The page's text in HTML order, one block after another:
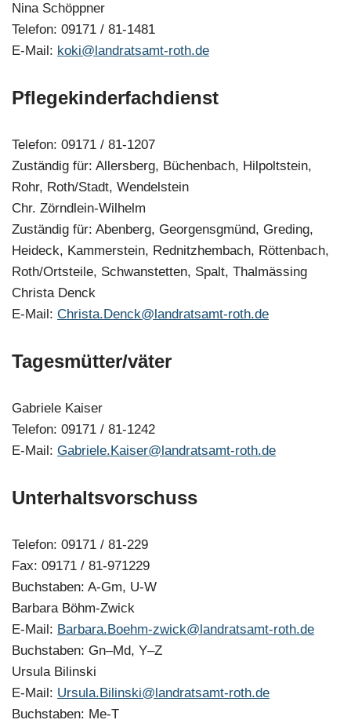
Nina Schöppner
Telefon: 09171 / 81-1481
E-Mail: koki@landratsamt-roth.de
Pflegekinderfachdienst
Telefon: 09171 / 81-1207
Zuständig für: Allersberg, Büchenbach, Hilpoltstein,
Rohr, Roth/Stadt, Wendelstein
Chr. Zörndlein-Wilhelm
Zuständig für: Abenberg, Georgensgmünd, Greding,
Heideck, Kammerstein, Rednitzhembach, Röttenbach,
Roth/Ortsteile, Schwanstetten, Spalt, Thalmässing
Christa Denck
E-Mail: Christa.Denck@landratsamt-roth.de
Tagesmütter/väter
Gabriele Kaiser
Telefon: 09171 / 81-1242
E-Mail: Gabriele.Kaiser@landratsamt-roth.de
Unterhaltsvorschuss
Telefon: 09171 / 81-229
Fax: 09171 / 81-971229
Buchstaben: A-Gm, U-W
Barbara Böhm-Zwick
E-Mail: Barbara.Boehm-zwick@landratsamt-roth.de
Buchstaben: Gn–Md, Y–Z
Ursula Bilinski
E-Mail: Ursula.Bilinski@landratsamt-roth.de
Buchstaben: Me-T